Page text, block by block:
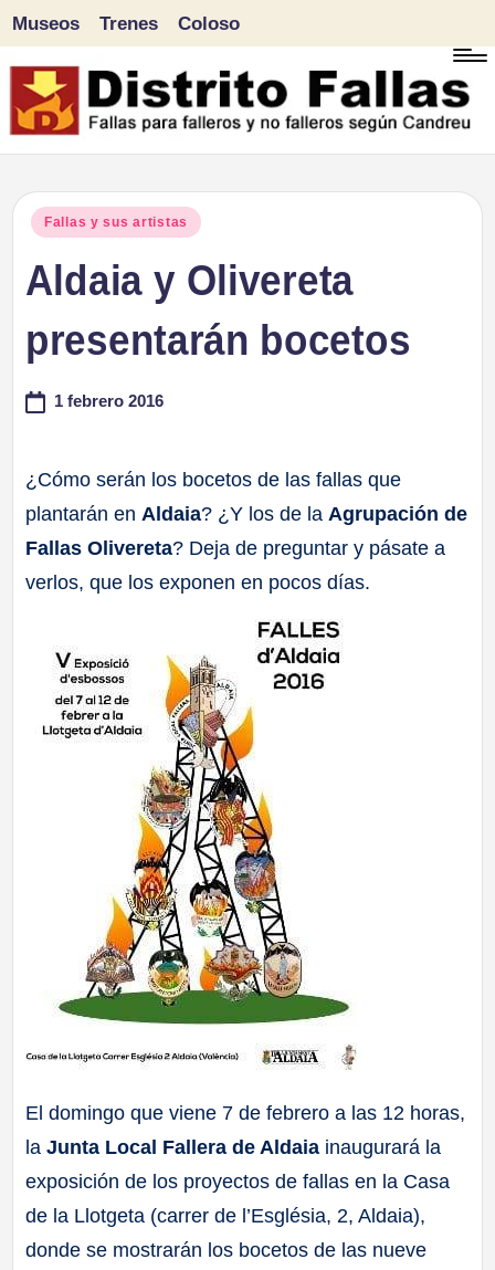
Saltar
al
Museos Trenes Coloso
Publicado
Fallas y sus artistas
Aldaia y Olivereta
presentarán bocetos
1 febrero 2016
¿Cómo serán los bocetos de las fallas que
plantarán en Aldaia? ¿Y los de la Agrupación de
Fallas Olivereta? Deja de preguntar y pásate a
verlos, que los exponen en pocos días.
El domingo que viene 7 de febrero a las 12 horas,
laJunta Local Fallera de Aldaia inaugurará la
exposición de los proyectos de fallas en la Casa
de la Llotgeta (carrer de l’Església, 2, Aldaia),
donde se mostrarán los bocetos de las nueve